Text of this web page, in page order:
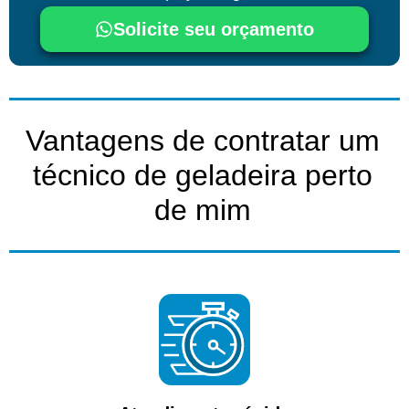
Solicite seu orçamento
Vantagens de contratar um
técnico de geladeira perto
de mim